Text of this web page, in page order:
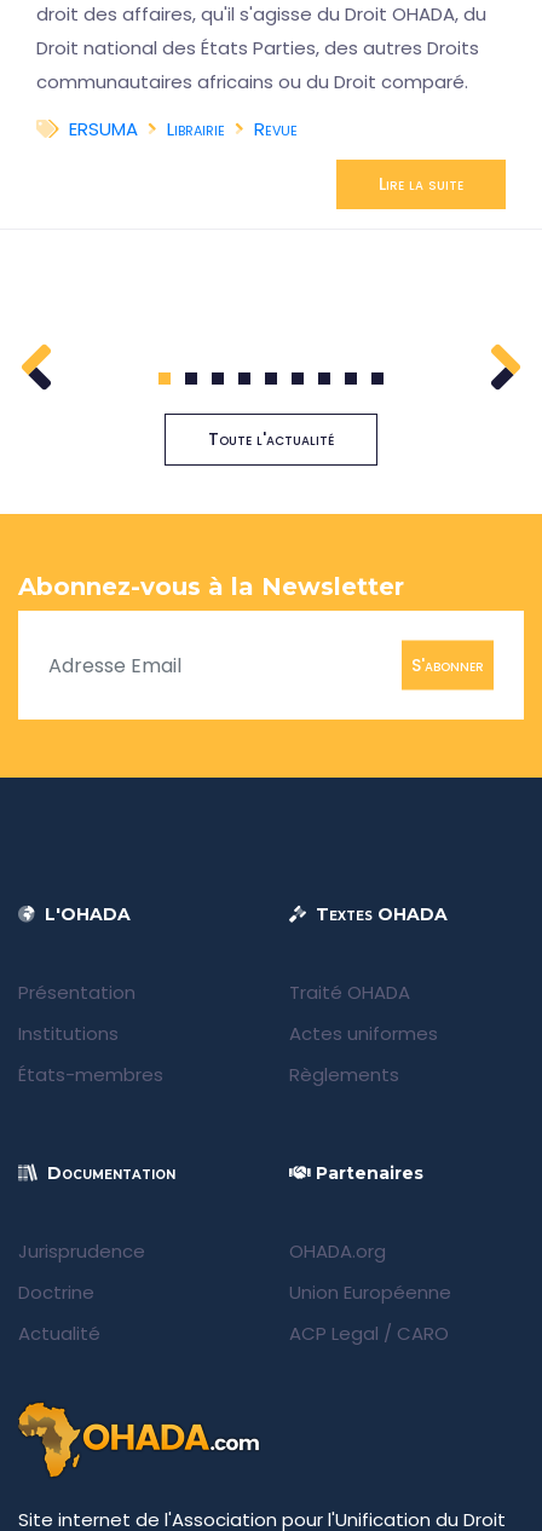
droit des affaires, qu'il s'agisse du Droit OHADA, du
Droit national des États Parties, des autres Droits
communautaires africains ou du Droit comparé.
ERSUMA
Librairie Revue
Lire la suite
1 2 3 4 5 6 7 8 9
Toute l'actualité
Abonnez-vous à la Newsletter
S'abonner
L'OHADA
Présentation
Institutions
États-membres
Textes OHADA
Traité OHADA
Actes uniformes
Règlements
Documentation
Jurisprudence
Doctrine
Actualité
Partenaires
OHADA.org
Union Européenne
ACP Legal / CARO
Site internet de l'Association pour l'Unification du Droit